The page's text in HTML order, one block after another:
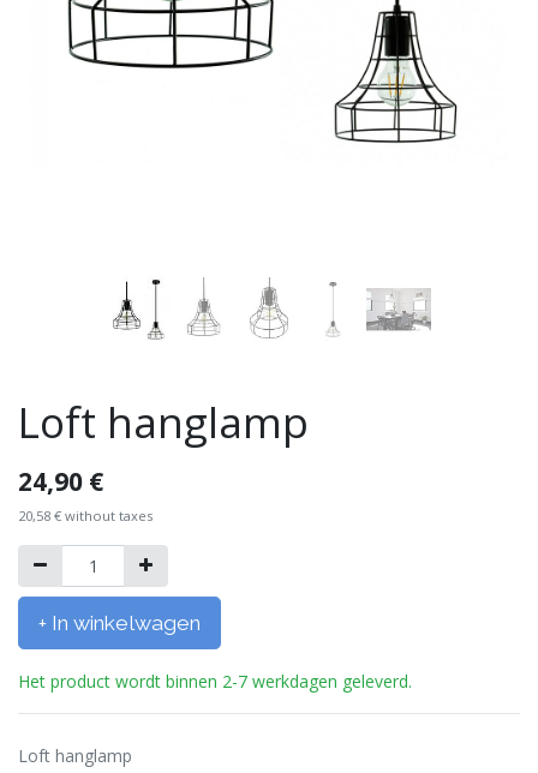
Loft hanglamp
24,90 €
20,58 € without taxes
+ In winkelwagen
Het product wordt binnen 2-7 werkdagen geleverd.
Loft hanglamp